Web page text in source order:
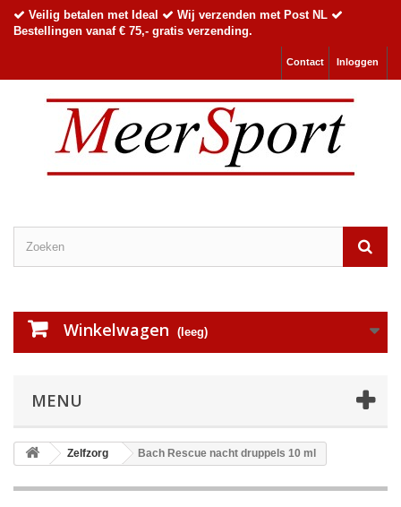
Veilig betalen met Ideal
Wij verzenden met Post NL
Bestellingen vanaf € 75,- gratis verzending.
Inloggen
Contact
Winkelwagen (leeg)
MENU
Zelfzorg Bach Rescue nacht druppels 10 ml